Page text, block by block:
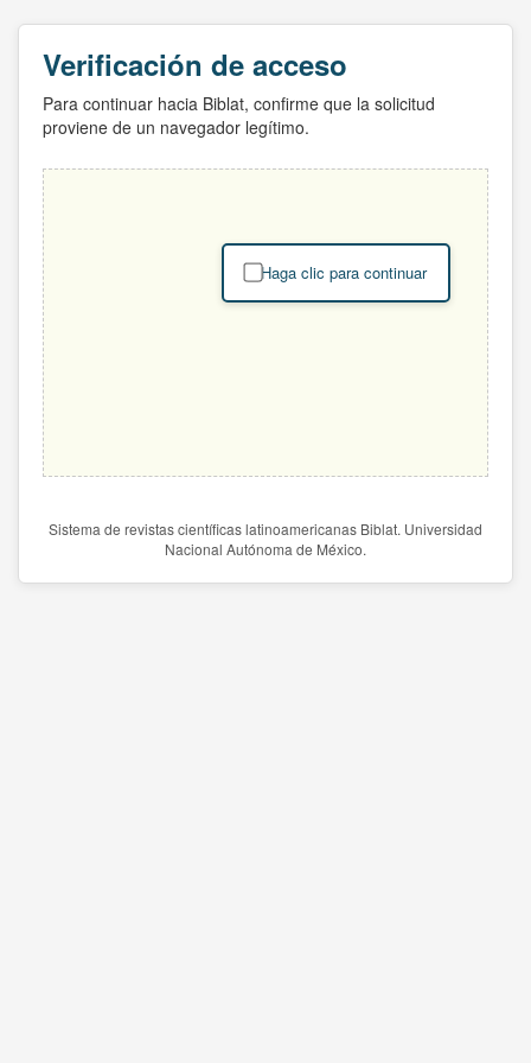
Verificación de acceso
Para continuar hacia Biblat, confirme que la solicitud
proviene de un navegador legítimo.
Haga clic para continuar
Sistema de revistas científicas latinoamericanas Biblat. Universidad
Nacional Autónoma de México.